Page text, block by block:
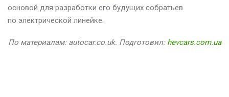
основой для разработки его будущих собратьев
по электрической линейке.
По материалам: autocar.co.uk. Подготовил: hevcars.com.ua